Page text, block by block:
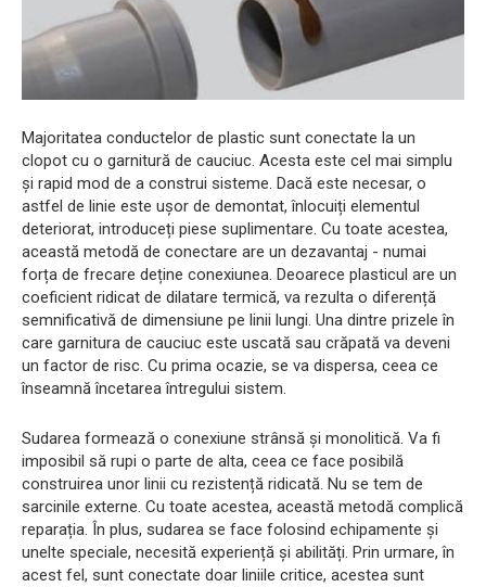
Majoritatea conductelor de plastic sunt conectate la un
clopot cu o garnitură de cauciuc. Acesta este cel mai simplu
și rapid mod de a construi sisteme. Dacă este necesar, o
astfel de linie este ușor de demontat, înlocuiți elementul
deteriorat, introduceți piese suplimentare. Cu toate acestea,
această metodă de conectare are un dezavantaj - numai
forța de frecare deține conexiunea. Deoarece plasticul are un
coeficient ridicat de dilatare termică, va rezulta o diferență
semnificativă de dimensiune pe linii lungi. Una dintre prizele în
care garnitura de cauciuc este uscată sau crăpată va deveni
un factor de risc. Cu prima ocazie, se va dispersa, ceea ce
înseamnă încetarea întregului sistem.
Sudarea formează o conexiune strânsă și monolitică. Va fi
imposibil să rupi o parte de alta, ceea ce face posibilă
construirea unor linii cu rezistență ridicată. Nu se tem de
sarcinile externe. Cu toate acestea, această metodă complică
reparația. În plus, sudarea se face folosind echipamente și
unelte speciale, necesită experiență și abilități. Prin urmare, în
acest fel, sunt conectate doar liniile critice, acestea sunt